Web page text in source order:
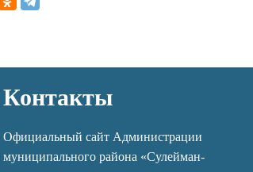
Контакты
Официальный сайт Администрации
муниципального района «Сулейман-